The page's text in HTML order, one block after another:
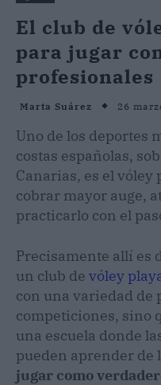
El club de
para jugar
profesionales
Marta Suárez 26
Uno de los deportes
costas españolas,
Canarias, es el vóley
cobrar mayor auge,
practicarlo con el
Precisamente allí es
un club de vóley
con una variedad de
competiciones, sino
una escuela donde
pueden aprender de
jugar como